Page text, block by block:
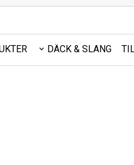
DÄCK & SLANG